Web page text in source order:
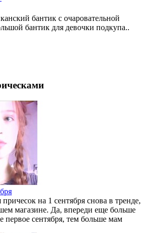
бантик с очаровательной
бантик для девочки подкупа..
на 1 сентября снова в тренде,
магазине. Да, впереди еще больше
первое сентября, тем больше мам